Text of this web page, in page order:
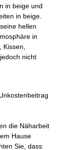
in beige und
in beige.
hellen
in
nicht
die Näharbeit
Hause
Sie, dass